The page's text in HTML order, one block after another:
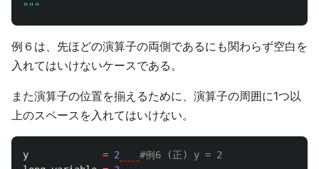
"""
例６は、先ほどの演算子の両側であるにも関わらず空白を
入れてはいけないケースである。
また演算子の位置を揃えるために、演算子の周囲に1つ以
上のスペースを入れてはいけない。
y = 2